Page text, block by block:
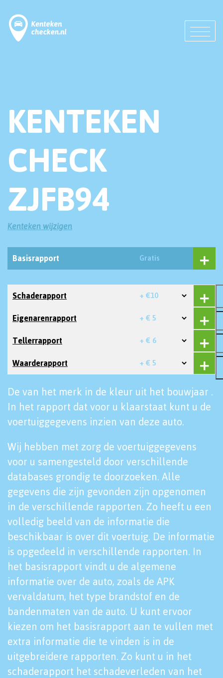
KENTEKEN
CHECK
ZJFB94
Kenteken wijzigen
Basisrapport Gratis
Schaderapport + €10
Eigenarenrapport + € 5
Tellerrapport + € 6
Waarderapport + € 5
De van het merk in de kleur uit het bouwjaar .
In het rapport dat voor u klaarstaat kunt u de
voertuiggegevens inzien van deze auto.
Wij hebben met zorg de voertuiggegevens
voor u samengesteld door verschillende
databases grondig te doorzoeken. Alle
gegevens die zijn gevonden zijn opgenomen
in de verschillende rapporten. Zo heeft u een
volledig beeld van de informatie die
beschikbaar is over dit voertuig. De informatie
is opgedeeld in verschillende rapporten. In
het basisrapport vindt u de algemene
informatie over de auto, zoals de APK
vervaldatum, het type brandstof en de
bandenmaten van de auto. U kunt ervoor
kiezen om het basisrapport aan te vullen met
extra informatie die te vinden is in de
uitgebreidere rapporten. Zo kunt u in het
schaderapport het schadeverleden van het